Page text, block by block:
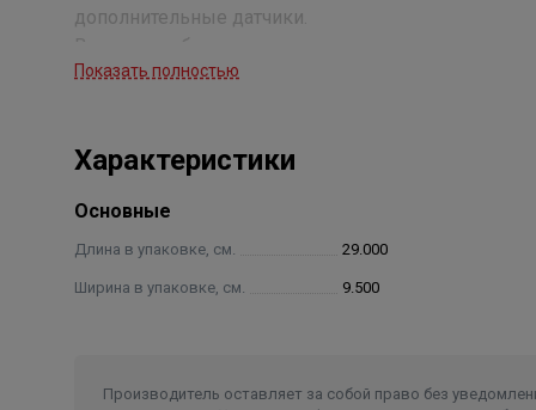
дополнительные датчики.
● 2 крана 1/2‘’ RuB(BONOMI, Италия) (ДУ 15мм)
● контроллер «Эксперт»
● 3 проводных датчика «Эксперт»
● батареи LR14 (тип «С») – 3 шт.
Показать полностью
Характеристики
Основные
Длина в упаковке, см. 29.000
Ширина в упаковке, см. 9.500
Производитель оставляет за собой право без